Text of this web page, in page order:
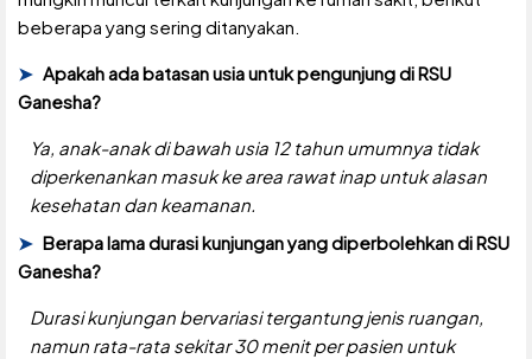
beberapa yang sering ditanyakan.
Apakah ada batasan usia untuk pengunjung di RSU
Ganesha?
Ya, anak-anak di bawah usia 12 tahun umumnya tidak
diperkenankan masuk ke area rawat inap untuk alasan
kesehatan dan keamanan.
Berapa lama durasi kunjungan yang diperbolehkan di RSU
Ganesha?
Durasi kunjungan bervariasi tergantung jenis ruangan,
namun rata-rata sekitar 30 menit per pasien untuk